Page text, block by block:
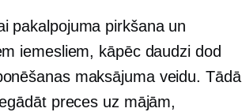
pakalpojuma pirkšana un
iemesliem, kāpēc daudzi dod
maksājuma veidu. Tādā
preces uz mājām,